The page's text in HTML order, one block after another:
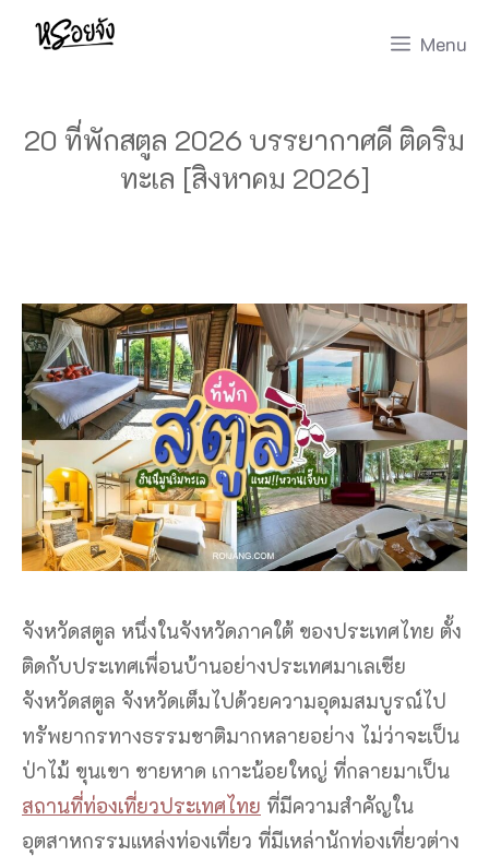
Skip
Menu
20 ที่พักสตูล 2026 บรรยากาศดี ติดริม
ทะเล [สิงหาคม 2026]
จังหวัดสตูล หนึ่งในจังหวัดภาคใต้ ของประเทศไทย ตั้ง
ติดกับประเทศเพื่อนบ้านอย่างประเทศมาเลเซีย
จังหวัดสตูล จังหวัดเต็มไปด้วยความอุดมสมบูรณ์ไป
ทรัพยากรทางธรรมชาติมากหลายอย่าง ไม่ว่าจะเป็น
ป่าไม้ ขุนเขา ชายหาด เกาะน้อยใหญ่ ที่กลายมาเป็น
สถานที่ท่องเที่ยวประเทศไทย ที่มีความสำคัญใน
อุตสาหกรรมแหล่งท่องเที่ยว ที่มีเหล่านักท่องเที่ยวต่าง